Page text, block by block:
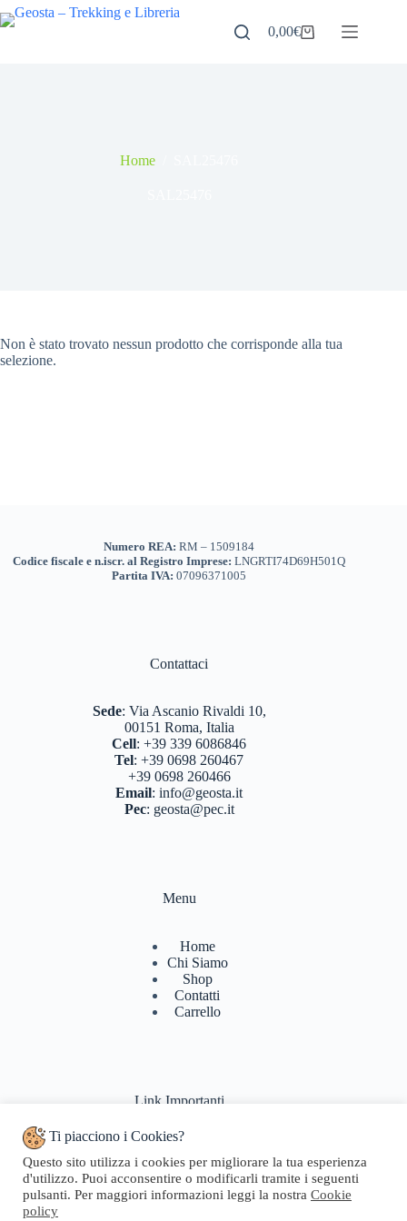
Salta
al
Carrello
0,00€
Home
Non è stato trovato nessun prodotto che corrisponde alla tua
selezione.
Numero REA:RM – 1509184
Codice fiscale e n.iscr. al Registro Imprese:LNGRTI74D69H501Q
Partita IVA: 07096371005
Contattaci
Sede: Via Ascanio Rivaldi 10,
00151 Roma, Italia
Cell:+39 339 6086846
Tel:+39 0698 260467
+39 0698 260466
Email:info@geosta.it
Pec: geosta@pec.it
Menu
Home
Chi Siamo
Shop
Contatti
Carrello
Link Importanti
Politiche di Reso
Pagamenti & Spedizioni
Termini di utilizzo
Ti piacciono i Cookies?
Questo sito utilizza i cookies per migliorare la tua esperienza
d'utilizzo. Puoi acconsentire o modificarli tramite i seguenti
pulsanti. Per maggiori informazioni leggi la nostra Cookie
policy